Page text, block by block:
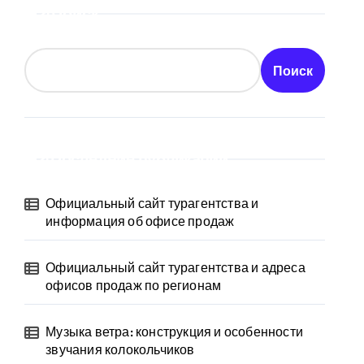
Поиск
Официальный сайт турагентства и
информация об офисе продаж
Официальный сайт турагентства и адреса
офисов продаж по регионам
Музыка ветра: конструкция и особенности
звучания колокольчиков